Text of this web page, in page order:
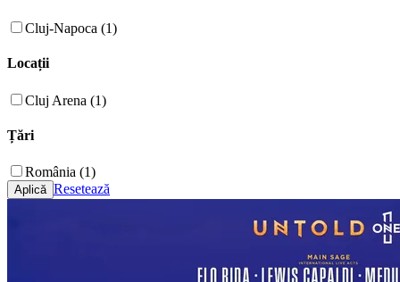
Cluj-Napoca (1)
Locații
Cluj Arena (1)
Țări
România (1)
Resetează